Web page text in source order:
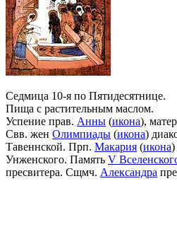
Седмица 10-я по Пятидесятнице.
Пища с растительным маслом.
Успение прав. Анны (икона),
Свв. жен Олимпиады (икона)
Тавеннской. Прп. Макария (икона)
Унженского. Память V
пресвитера. Сщмч. Александра